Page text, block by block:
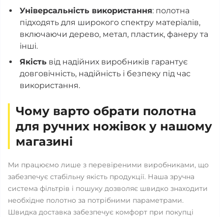
Універсальність використання: полотна
підходять для широкого спектру матеріалів,
включаючи дерево, метал, пластик, фанеру та
інші.
Якість від надійних виробників гарантує
довговічність, надійність і безпеку під час
використання.
Чому варто обрати полотна
для ручних ножівок у нашому
магазині
Ми працюємо лише з перевіреними виробниками, що
забезпечує стабільну якість продукції. Наша зручна
система фільтрів і пошуку дозволяє швидко знаходити
необхідне полотно за потрібними параметрами.
Швидка доставка забезпечує комфорт при покупці